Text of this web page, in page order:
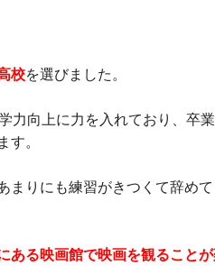
校を選びました。
力向上に力を入れており、卒
。
まりにも練習がきつくて辞め
ある映画館で映画を観ること